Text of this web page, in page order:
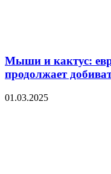
Мыши и кактус:
продолжает
01.03.2025